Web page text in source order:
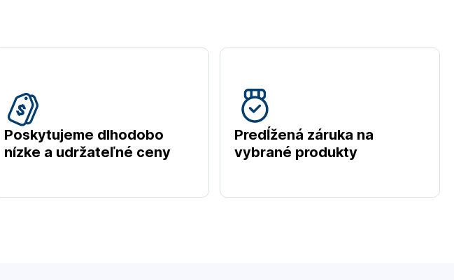
Poskytujeme dlhodobo
nízke a udržateľné ceny
Predĺžená záruka na
vybrané produkty